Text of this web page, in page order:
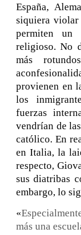
España,
siquiera
permiten un
religioso. No
más
provienen en
los
fuerzas
vendrían de
católico. En
en Italia, la
respecto,
sus diatribas
embargo, lo
«
más una